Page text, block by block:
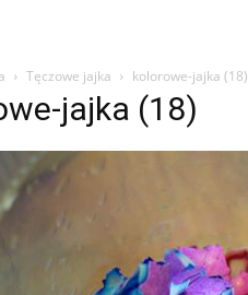
Tęczowe jajka kolorowe-jajka (18)
jajka (18)